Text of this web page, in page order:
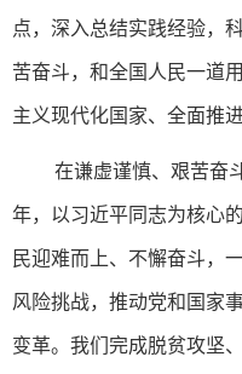
点，深入总结实践经验，
苦奋斗，和全国人民一道
主义现代化国家、全面推
在谦虚谨慎、艰苦奋
年，以习近平同志为核心
民迎难而上、不懈奋斗，
风险挑战，推动党和国家
变革。我们完成脱贫攻坚